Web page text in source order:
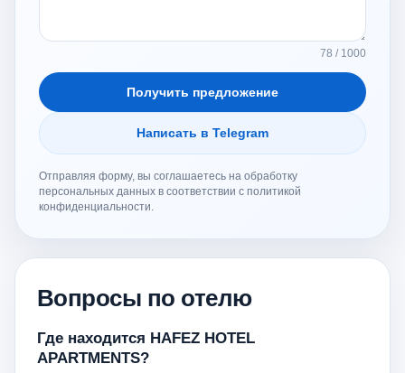
78 / 1000
Получить предложение
Написать в Telegram
Отправляя форму, вы соглашаетесь на обработку
персональных данных в соответствии с политикой
конфиденциальности.
Вопросы по отелю
Где находится HAFEZ HOTEL
APARTMENTS?